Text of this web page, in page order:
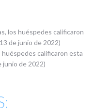
los huéspedes calificaron
de junio de 2022)
huéspedes calificaron esta
junio de 2022)